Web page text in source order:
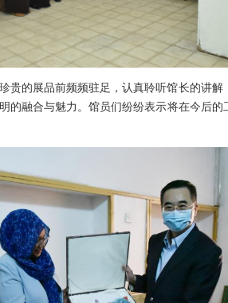
贵的展品前频频驻足，认真聆听馆长的讲
的融合与魅力。馆员们纷纷表示将在今后